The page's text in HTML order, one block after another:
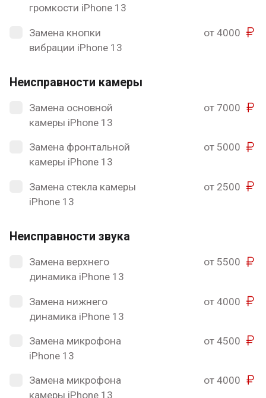
громкости iPhone 13
Замена кнопки
вибрации iPhone 13
от 4000
Неисправности камеры
Замена основной
камеры iPhone 13
от 7000
Замена фронтальной
камеры iPhone 13
от 5000
Замена стекла камеры
iPhone 13
от 2500
Неисправности звука
Замена верхнего
динамика iPhone 13
от 5500
Замена нижнего
динамика iPhone 13
от 4000
Замена микрофона
iPhone 13
от 4500
Замена микрофона
камеры iPhone 13
от 4000